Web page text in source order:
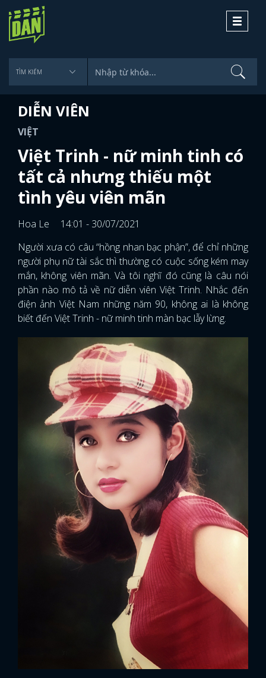
Toggle
DIỄN VIÊN
VIỆT
Việt Trinh - nữ minh tinh có
tất cả nhưng thiếu một
tình yêu viên mãn
Hoa Le
14:01 - 30/07/2021
Người xưa có câu “hồng nhan bạc phận”, để chỉ những
người phụ nữ tài sắc thì thường có cuộc sống kém may
mắn, không viên mãn. Và tôi nghĩ đó cũng là câu nói
phần nào mô tả về nữ diễn viên Việt Trinh. Nhắc đến
điện ảnh Việt Nam những năm 90, không ai là không
biết đến Việt Trinh - nữ minh tinh màn bạc lẫy lừng.